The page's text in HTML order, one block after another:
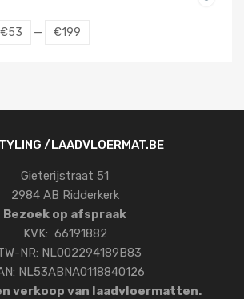
€53 — €199
/LAADVLOERMAT.BE
Gieterijstraat 51
2984 AB Ridderkerk
Bezoek op afspraak
KVK: 66191882
NR: NL002294189B83
NL53ABNA0118840126
verkoop van laadvloermatten.